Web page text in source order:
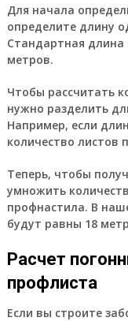
Для начала
определите длину
Стандартная длина
метров.
Чтобы рассчитать
нужно разделить
Например, если
количество листов
Теперь, чтобы
умножить
профнастила. В
будут равны 18
Расчет
профлиста
Если вы строите